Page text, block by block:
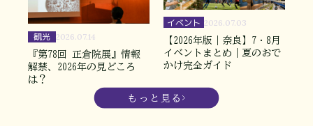
観光 2026.07.14
『第78回 正倉院展』情報
解禁、2026年の見どころ
は？
イベント 2026.07.03
【2026年版｜奈良】7・8月
イベントまとめ｜夏のおで
かけ完全ガイド
もっと見る